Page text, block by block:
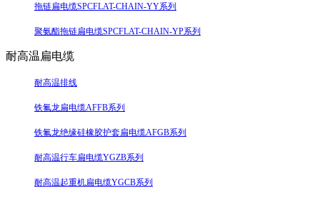
拖链扁电缆SPCFLAT-CHAIN-YY系列
聚氨酯拖链扁电缆SPCFLAT-CHAIN-YP系列
耐高温扁电缆
耐高温排线
铁氟龙扁电缆AFFB系列
铁氟龙绝缘硅橡胶护套扁电缆AFGB系列
耐高温行车扁电缆YGZB系列
耐高温起重机扁电缆YGCB系列